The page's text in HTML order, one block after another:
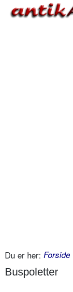
Du er her: Forside
Buspoletter